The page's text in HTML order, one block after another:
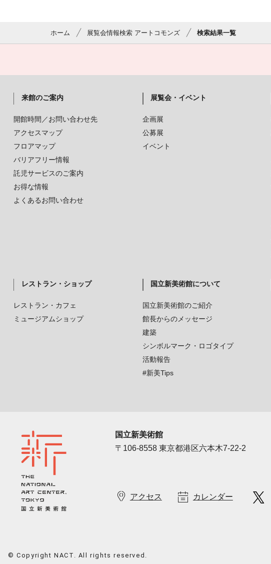
ホーム 展覧会情報検索 アートコモンズ 検索結果一覧
来館のご案内
開館時間／お問い合わせ先
アクセスマップ
フロアマップ
バリアフリー情報
託児サービスのご案内
お得な情報
よくあるお問い合わせ
展覧会・イベント
企画展
公募展
イベント
レストラン・ショップ
レストラン・カフェ
ミュージアムショップ
国立新美術館について
国立新美術館のご紹介
館長からのメッセージ
建築
シンボルマーク・ロゴタイプ
活動報告
#新美Tips
国立新美術館
〒106-8558 東京都港区六本木7-22-2
アクセス カレンダー
© Copyright NACT. All rights reserved.